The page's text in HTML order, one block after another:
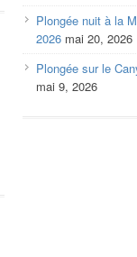
Plongée nuit à la
2026 mai 20, 2026
Plongée sur le
mai 9, 2026